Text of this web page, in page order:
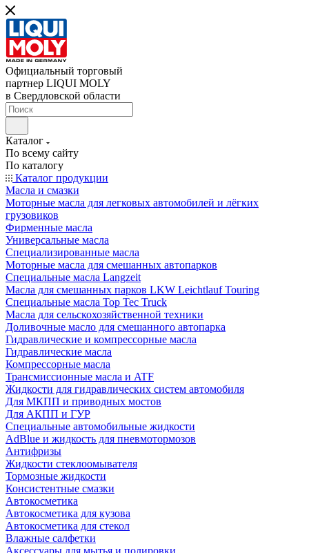
Официальный торговый
партнер LIQUI MOLY
в Свердловской области
Каталог
По всему сайту
По каталогу
Каталог продукции
Масла и смазки
Моторные масла для легковых автомобилей и лёгких
грузовиков
Фирменные масла
Универсальные масла
Специализированные масла
Моторные масла для смешанных автопарков
Специальные масла Langzeit
Масла для смешанных парков LKW Leichtlauf Touring
Специальные масла Top Tec Truck
Масла для сельскохозяйственной техники
Доливочные масло для смешанного автопарка
Гидравлические и компрессорные масла
Гидравлические масла
Компрессорные масла
Трансмиссионные масла и ATF
Жидкости для гидравлических систем автомобиля
Для МКПП и приводных мостов
Для АКПП и ГУР
Специальные автомобильные жидкости
AdBlue и жидкость для пневмотормозов
Антифризы
Жидкости стеклоомывателя
Тормозные жидкости
Консистентные смазки
Автокосметика
Автокосметика для кузова
Автокосметика для стекол
Влажные салфетки
Аксессуары для мытья и полировки